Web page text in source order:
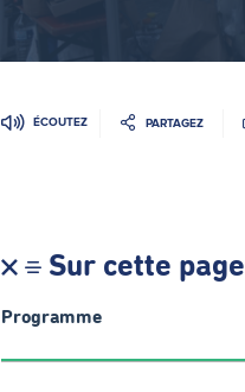
ÉCOUTEZ PARTAGEZ
Sur cette page
Programme